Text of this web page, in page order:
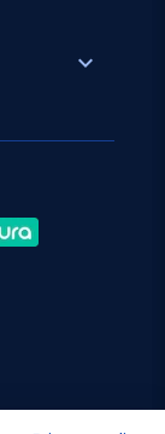
expand_more